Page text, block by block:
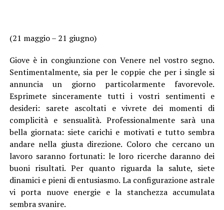
(21 maggio – 21 giugno)
Giove è in congiunzione con Venere nel vostro segno.
Sentimentalmente, sia per le coppie che per i single si
annuncia un giorno particolarmente favorevole.
Esprimete sinceramente tutti i vostri sentimenti e
desideri: sarete ascoltati e vivrete dei momenti di
complicità e sensualità. Professionalmente sarà una
bella giornata: siete carichi e motivati e tutto sembra
andare nella giusta direzione. Coloro che cercano un
lavoro saranno fortunati: le loro ricerche daranno dei
buoni risultati. Per quanto riguarda la salute, siete
dinamici e pieni di entusiasmo. La configurazione astrale
vi porta nuove energie e la stanchezza accumulata
sembra svanire.